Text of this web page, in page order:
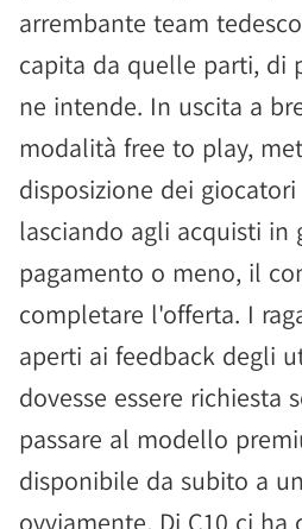
arrembante team
capita da quelle parti, di
ne intende. In uscita a
modalità free to play,
disposizione dei
lasciando agli acquisti in
pagamento o meno, il
completare l'offerta. I
aperti ai feedback degli
dovesse essere richiesta
passare al modello
disponibile da subito a